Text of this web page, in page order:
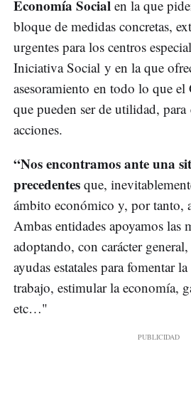
Economía Social en la que
bloque de medidas concretas,
urgentes para los centros
Iniciativa Social y en la que
asesoramiento en todo lo que
que pueden ser de utilidad, para
acciones.
“Nos encontramos ante una
precedentes que,
ámbito económico y, por tanto,
Ambas entidades apoyamos las
adoptando, con carácter
ayudas estatales para fomentar
trabajo, estimular la economía,
etc…"